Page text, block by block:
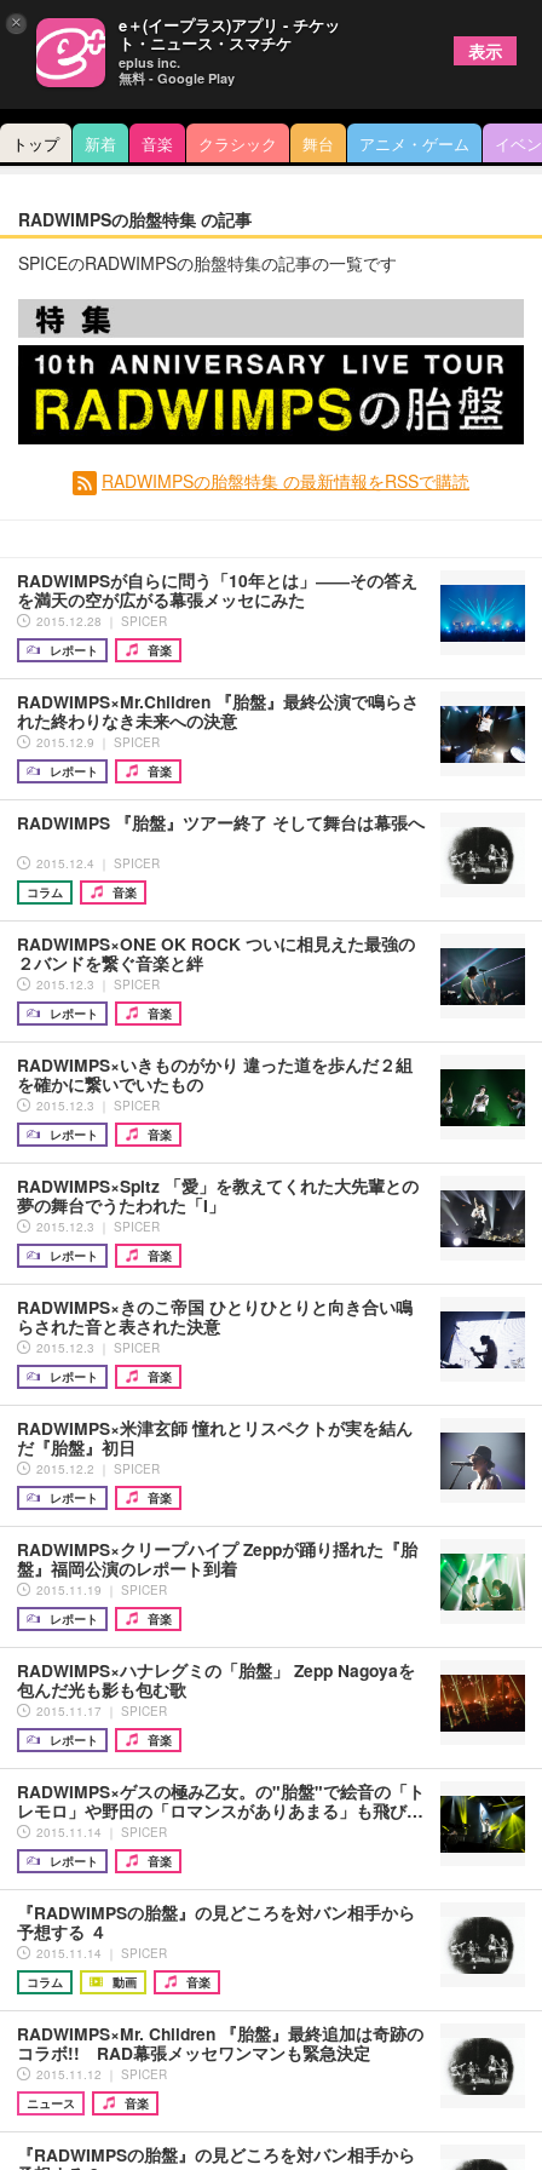
トップ 新着 音楽 クラシック 舞台 アニメ・ゲーム イベ
RADWIMPSの胎盤特集 の記事
SPICEのRADWIMPSの胎盤特集の記事の一覧です
RADWIMPSの胎盤特集 の最新情報をRSSで購読
RADWIMPSが自らに問う「10年とは」――その答え
を満天の空が広がる幕張メッセにみた
2015.12.28 ｜ SPICER
レポート
音楽
RADWIMPS×Mr.Children 『胎盤』最終公演で鳴らさ
れた終わりなき未来への決意
2015.12.9 ｜ SPICER
レポート
音楽
RADWIMPS 『胎盤』ツアー終了 そして舞台は幕張へ
2015.12.4 ｜ SPICER
コラム
音楽
RADWIMPS×ONE OK ROCK ついに相見えた最強の
２バンドを繋ぐ音楽と絆
2015.12.3 ｜ SPICER
レポート
音楽
RADWIMPS×いきものがかり 違った道を歩んだ２組
を確かに繋いでいたもの
2015.12.3 ｜ SPICER
レポート
音楽
RADWIMPS×Spitz 「愛」を教えてくれた大先輩との
夢の舞台でうたわれた「I」
2015.12.3 ｜ SPICER
レポート
音楽
RADWIMPS×きのこ帝国 ひとりひとりと向き合い鳴
らされた音と表された決意
2015.12.3 ｜ SPICER
レポート
音楽
RADWIMPS×米津玄師 憧れとリスペクトが実を結ん
だ『胎盤』初日
2015.12.2 ｜ SPICER
レポート
音楽
RADWIMPS×クリープハイプ Zeppが踊り揺れた『胎
盤』福岡公演のレポート到着
2015.11.19 ｜ SPICER
レポート
音楽
RADWIMPS×ハナレグミの「胎盤」 Zepp Nagoyaを
包んだ光も影も包む歌
2015.11.17 ｜ SPICER
レポート
音楽
RADWIMPS×ゲスの極み乙女。の"胎盤"で絵音の「ト
レモロ」や野田の「ロマンスがありあまる」も飛び…
2015.11.14 ｜ SPICER
レポート
音楽
『RADWIMPSの胎盤』の見どころを対バン相手から
予想する ４
2015.11.14 ｜ SPICER
コラム
動画 音楽
RADWIMPS×Mr. Children 『胎盤』最終追加は奇跡の
コラボ!! RAD幕張メッセワンマンも緊急決定
2015.11.12 ｜ SPICER
ニュース
音楽
『RADWIMPSの胎盤』の見どころを対バン相手から
× e＋(イープラス)アプリ - チケッ
ト・ニュース・スマチケ
eplus inc.
無料 - Google Play
表示